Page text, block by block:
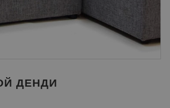
ДЕНДИ